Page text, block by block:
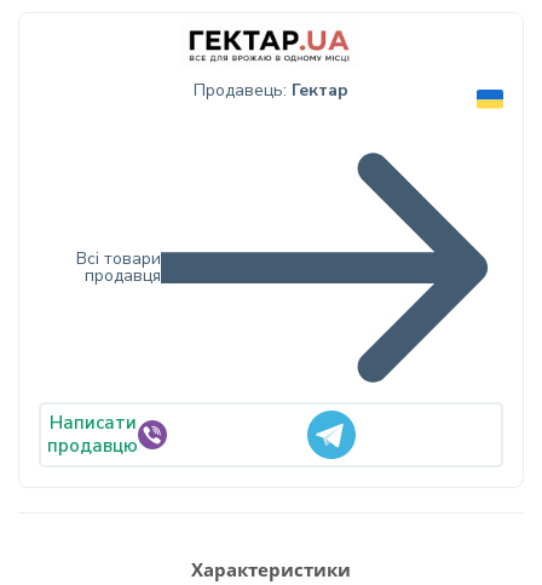
Продавець: Гектар
Написати
продавцю
Всі товари
продавця
Характеристики